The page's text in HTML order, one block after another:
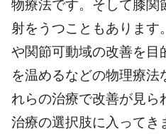
物療法です。そして膝関
射をうつこともあります
や関節可動域の改善を目
を温めるなどの物理療法
れらの治療で改善が見ら
治療の選択肢に入ってき